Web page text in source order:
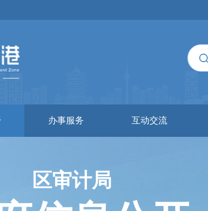
办事服务 互动交流
区审计局